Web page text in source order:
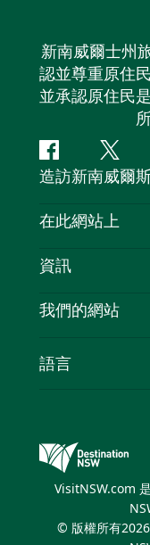
新南威爾士州
認並尊重原住
並承認原住民
Facebook嘰
嘰
喳
造訪新南威爾
聯絡我們
隱私
Cookie 通知
在此網站上
目的地
新南威爾士州公
活動
資訊
旅行資訊
新南威爾士州的商
我們的網站
新南威爾士州
繽紛雪梨燈光音
語言
VisitNSW.com
© 版權所有2026